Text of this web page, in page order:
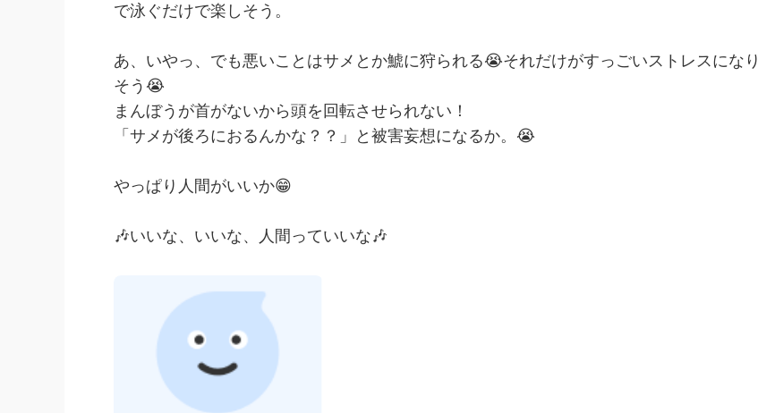
で泳ぐだけで楽しそう。
あ、いやっ、でも悪いことはサメとか鯱に狩られる😭それだけがすっごいストレスになり
そう😭
まんぼうが首がないから頭を回転させられない！
「サメが後ろにおるんかな？？」と被害妄想になるか。😭
やっぱり人間がいいか😁
🎶いいな、いいな、人間っていいな🎶